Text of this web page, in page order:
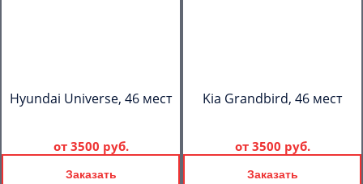
Hyundai Universe, 46 мест
от 3500 руб.
Заказать
Kia Grandbird, 46 мест
от 3500 руб.
Заказать